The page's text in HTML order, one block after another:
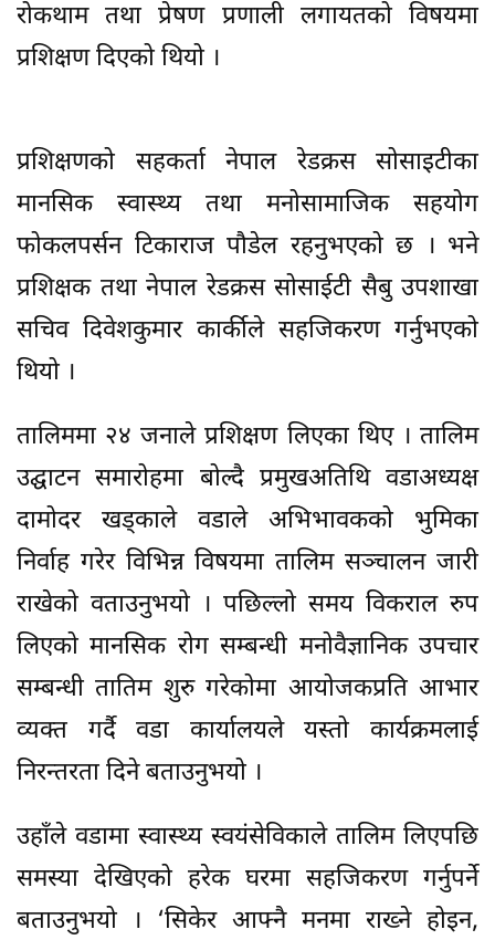
रोकथाम तथा प्रेषण प्रणाली लगायतको विषयमा
प्रशिक्षण दिएको थियो ।
प्रशिक्षणको सहकर्ता नेपाल रेडक्रस सोसाइटीका
मानसिक स्वास्थ्य तथा मनोसामाजिक सहयोग
फोकलपर्सन टिकाराज पौडेल रहनुभएको छ । भने
प्रशिक्षक तथा नेपाल रेडक्रस सोसाईटी सैबु उपशाखा
सचिव दिवेशकुमार कार्कीले सहजिकरण गर्नुभएको
थियो ।
तालिममा २४ जनाले प्रशिक्षण लिएका थिए । तालिम
उद्घाटन समारोहमा बोल्दै प्रमुखअतिथि वडाअध्यक्ष
दामोदर खड्काले वडाले अभिभावकको भुमिका
निर्वाह गरेर विभिन्न विषयमा तालिम सञ्चालन जारी
राखेको वताउनुभयो । पछिल्लो समय विकराल रुप
लिएको मानसिक रोग सम्बन्धी मनोवैज्ञानिक उपचार
सम्बन्धी तातिम शुरु गरेकोमा आयोजकप्रति आभार
व्यक्त गर्दै वडा कार्यालयले यस्तो कार्यक्रमलाई
निरन्तरता दिने बताउनुभयो ।
उहाँले वडामा स्वास्थ्य स्वयंसेविकाले तालिम लिएपछि
समस्या देखिएको हरेक घरमा सहजिकरण गर्नुपर्ने
बताउनुभयो । ‘सिकेर आफ्नै मनमा राख्ने होइन,